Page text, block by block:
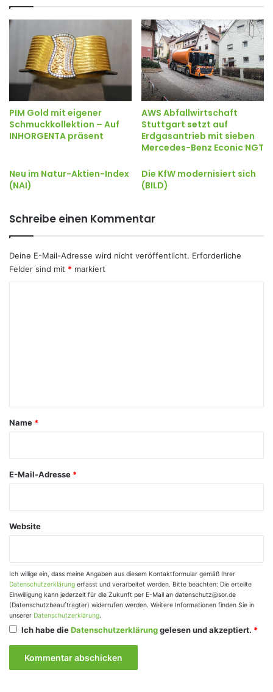
PIM Gold mit eigener
Schmuckkollektion – Auf
INHORGENTA präsent
AWS Abfallwirtschaft
Stuttgart setzt auf
Erdgasantrieb mit sieben
Mercedes-Benz Econic NGT
Neu im Natur-Aktien-Index
(NAI)
Die KfW modernisiert sich
(BILD)
Schreibe einen Kommentar
Deine E-Mail-Adresse wird nicht veröffentlicht. Erforderliche
Felder sind mit * markiert
a
Name *
E-Mail-Adresse *
Website
Ich willige ein, dass meine Angaben aus diesem Kontaktformular gemäß Ihrer
Datenschutzerklärung erfasst und verarbeitet werden. Bitte beachten: Die erteilte
Einwilligung kann jederzeit für die Zukunft per E-Mail an datenschutz@sor.de
(Datenschutzbeauftragter) widerrufen werden. Weitere Informationen finden Sie in
unserer Datenschutzerklärung.
Ich habe dieDatenschutzerklärunggelesen und akzeptiert. *